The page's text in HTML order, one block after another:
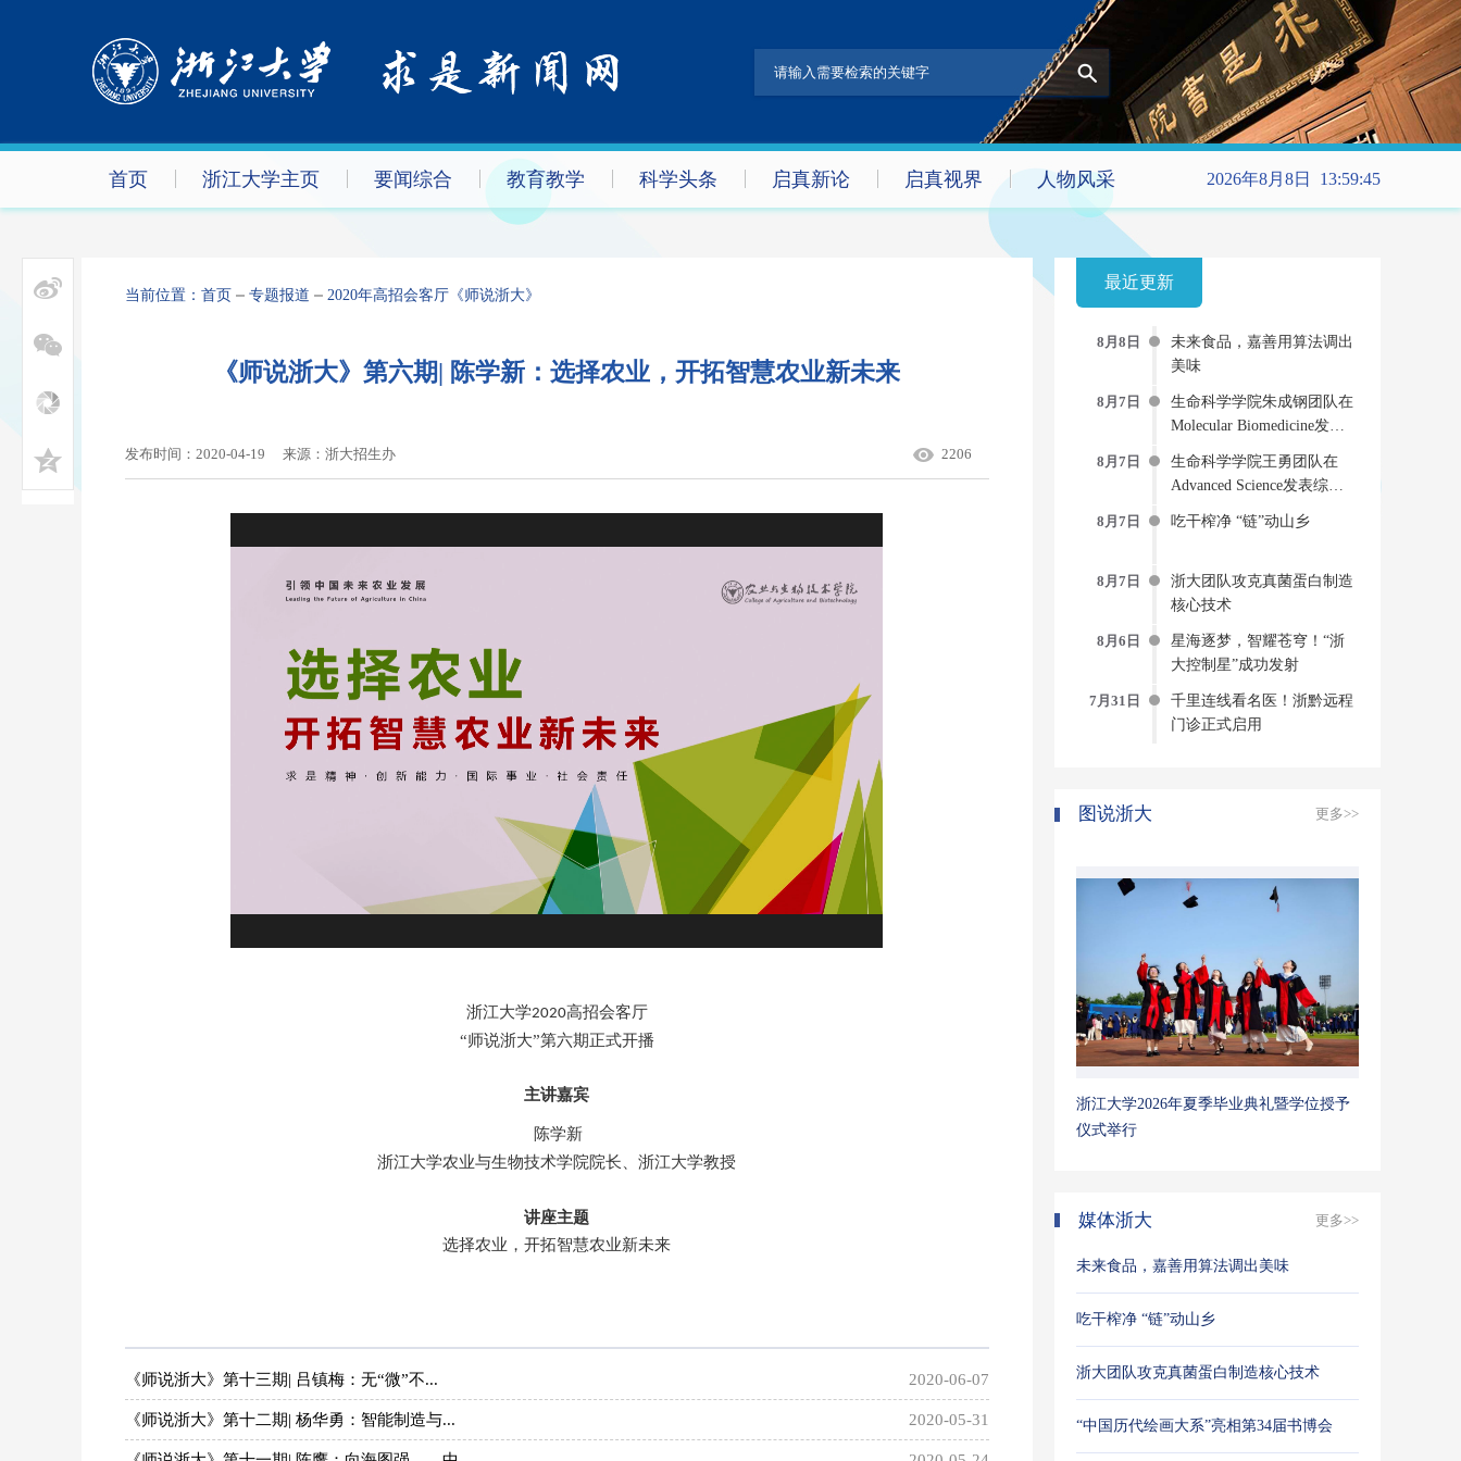
首页 浙江大学主页 要闻综合 教育教学 科学头条 启真新论 启真视界 人物风采 2026年8月8日 13:59:46
当前位置： 首页 专题报道 2020年高招会客厅《师说浙大》
《师说浙大》第六期| 陈学新：选择农业，开拓智慧农业新未来
发布时间：2020-04-19 来源：浙大招生办 2206
浙江大学2020高招会客厅
“师说浙大”第六期正式开播
主讲嘉宾
陈学新
浙江大学农业与生物技术学院院长、浙江大学教授
讲座主题
选择农业，开拓智慧农业新未来
最近更新
8月8日
未来食品，嘉善用算法调出
美味
8月7日
生命科学学院朱成钢团队在
Molecular Biomedicine发文
提出新型“受体-药物偶联
物”双重抗病毒策略
8月7日
生命科学学院王勇团队在
Advanced Science发表综述
AI-物理-实验“三位一体”的
蛋白质动态建模新范式
8月7日 吃干榨净 “链”动山乡
8月7日
浙大团队攻克真菌蛋白制造
核心技术
8月6日
星海逐梦，智耀苍穹！“浙
大控制星”成功发射
7月31日
千里连线看名医！浙黔远程
门诊正式启用
图说浙大 更多>>
浙江大学2026年夏季毕业典礼暨学位授予
仪式举行
媒体浙大 更多>>
未来食品，嘉善用算法调出美味
吃干榨净 “链”动山乡
浙大团队攻克真菌蛋白制造核心技术
“中国历代绘画大系”亮相第34届书博会